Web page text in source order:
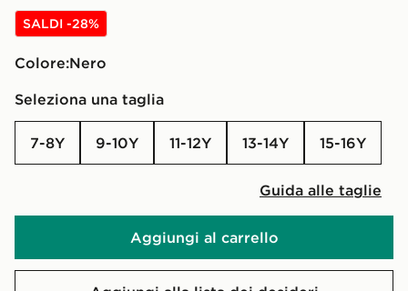
SALDI -28%
Colore:
nero
Seleziona una taglia
7-8Y 9-10Y 11-12Y 13-14Y 15-16Y
Guida alle taglie
Aggiungi al carrello